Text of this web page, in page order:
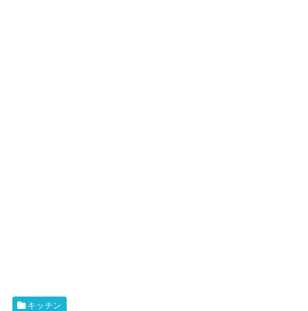
キッチン